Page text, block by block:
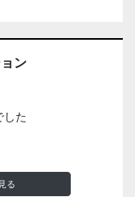
ン
した
る